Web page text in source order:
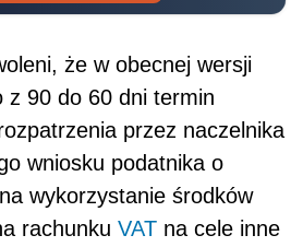
że w obecnej wersji
z 90 do 60 dni termin
przez naczelnika
wniosku podatnika o
wykorzystanie środków
rachunku VAT na cele inne